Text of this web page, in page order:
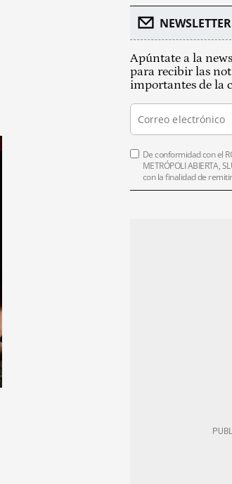
Apúntate a la
para recibir las
importantes de la
De conformidad con el
METRÓPOLI ABIERTA,
con la finalidad de